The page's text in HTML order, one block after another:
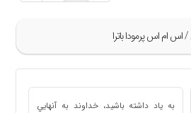
ام اس پرمودا باترا
به ياد داشته باشيد، خداوند به آنهايي